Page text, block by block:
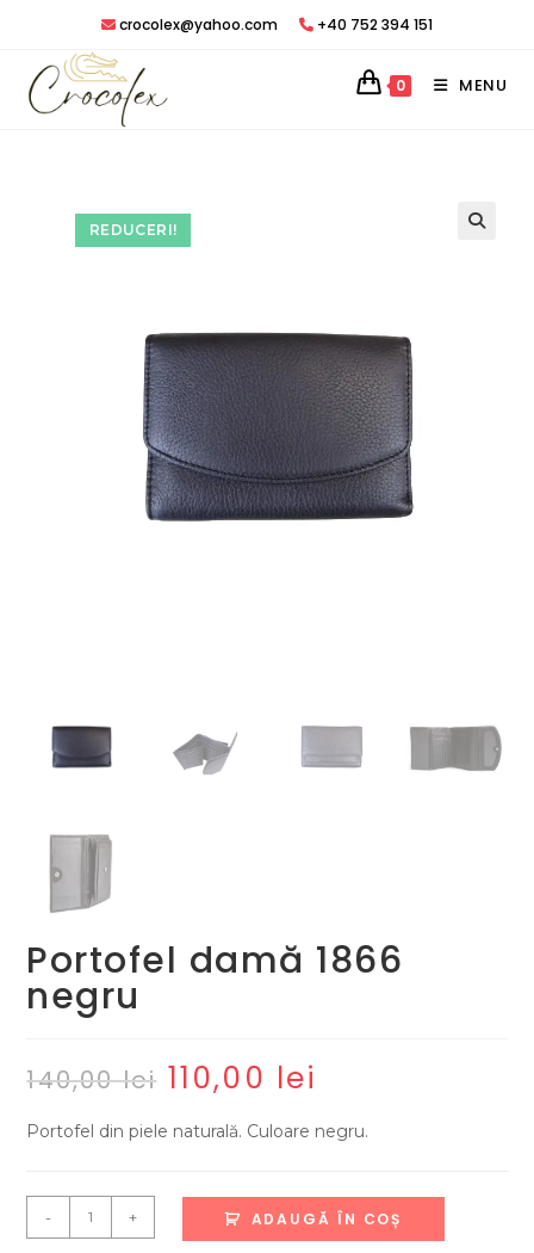
crocolex@yahoo.com +40 752 394 151
0 MENU
REDUCERI!
Portofel damă 1866
negru
140,00lei Prețul
inițial
fost:
140,00 lei.
110,00 lei
Portofel din piele naturală. Culoare negru.
Cantitate
Portofel
- + ADAUGĂ ÎN COȘ